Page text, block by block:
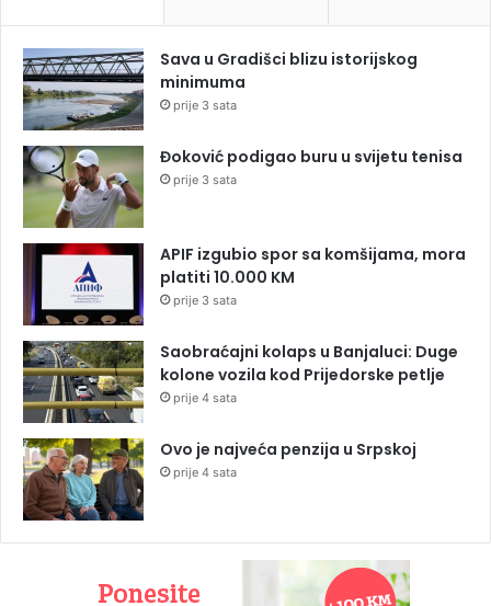
Sava u Gradišci blizu istorijskog
minimuma
prije 3 sata
Đoković podigao buru u svijetu tenisa
prije 3 sata
APIF izgubio spor sa komšijama, mora
platiti 10.000 KM
prije 3 sata
Saobraćajni kolaps u Banjaluci: Duge
kolone vozila kod Prijedorske petlje
prije 4 sata
Ovo je najveća penzija u Srpskoj
prije 4 sata